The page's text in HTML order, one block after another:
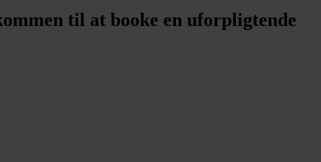
til at booke en uforpligtende